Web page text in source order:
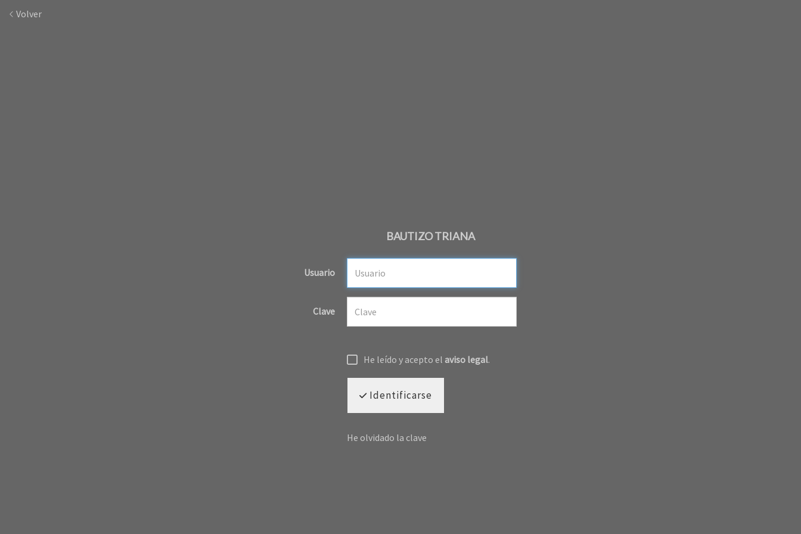
Volver
BAUTIZO TRIANA
Usuario
Clave
He leído y acepto el aviso legal.
Identificarse
He olvidado la clave